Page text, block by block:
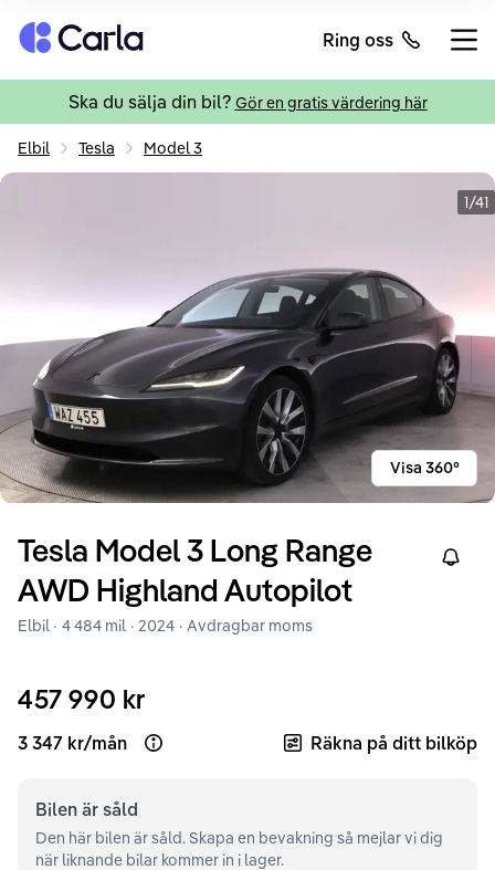
Tillbaka till startsidan Ring oss
Ska du sälja din bil? Gör en gratis värdering här
Elbil Tesla Model 3
1/41
Visa 360°
Tesla Model 3 Long Range
AWD Highland Autopilot
Right
Elbil · 4 484 mil · 2024 · Avdragbar moms
457 990 kr
3 347 kr/mån Open loan example Räkna på ditt bilköp
Bilen är såld
Den här bilen är såld. Skapa en bevakning så mejlar vi dig
när liknande bilar kommer in i lager.